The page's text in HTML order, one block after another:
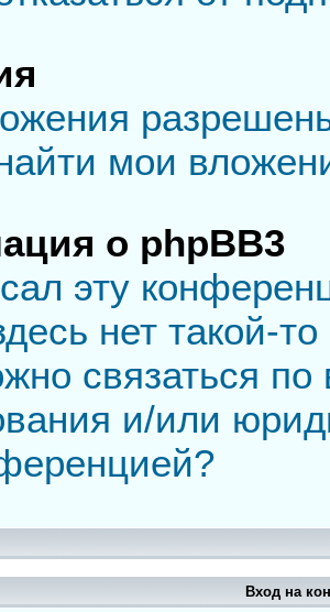
мои
о phpBB3
эту
нет такой-
связаться по
и/или
Вход на